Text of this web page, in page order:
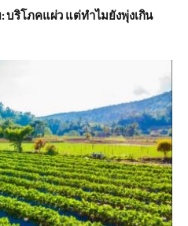
บริโภคแผ่ว แต่ทำไมยังพุ่งเกิน